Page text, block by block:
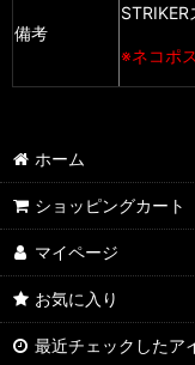
備考
※ネコポ
ホーム
ショッピングカート
マイページ
お気に入り
最近チェックしたア